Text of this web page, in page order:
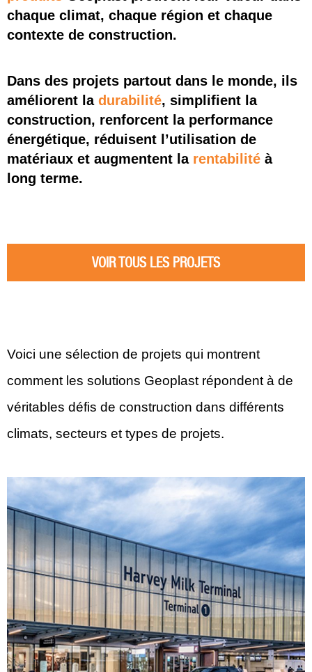
chaque climat, chaque région et chaque
contexte de construction.
Dans des projets partout dans le monde, ils
améliorent la durabilité, simplifient la
construction, renforcent la performance
énergétique, réduisent l’utilisation de
matériaux et augmentent la rentabilité à
long terme.
VOIR TOUS LES PROJETS
Voici une sélection de projets qui montrent
comment les solutions Geoplast répondent à de
véritables défis de construction dans différents
climats, secteurs et types de projets.